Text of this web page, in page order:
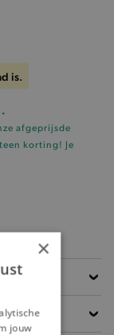
is.
afgeprijsde
korting! Je
×
jouw